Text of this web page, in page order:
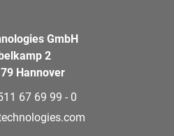
GmbH
2
Hannover
67 69 99 - 0